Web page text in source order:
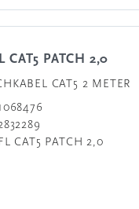
CAT5 PATCH 2,0
CAT5 2 METER
CAT5 PATCH 2,0